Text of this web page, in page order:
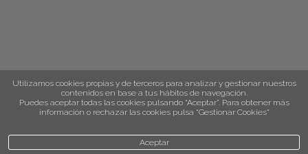
Utilizamos cookies propias y de terceros para analizar y gestionar nuestros
contenidos en base a tus hábitos de navegación.
Puedes aceptar todas las cookies pulsando “Aceptar”. Para obtener más
información o rechazar las cookies pulsa “Gestionar Cookies“
Aceptar